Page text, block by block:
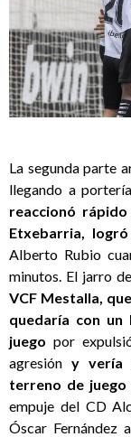
La segunda parte
llegando a
reaccionó
Etxebarria,
Alberto Rubio
minutos. El jarro
VCF Mestalla,
quedaría con
juego por
agresión y vería
terreno de juego
empuje del CD
Óscar Fernández